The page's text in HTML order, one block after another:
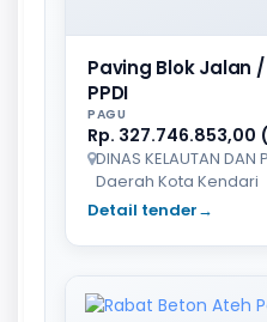
Paving Blok Jalan
PPDI
PAGU
Rp. 327.746.853,00
DINAS KELAUTAN
Daerah Kota Kendari
Detail tender→